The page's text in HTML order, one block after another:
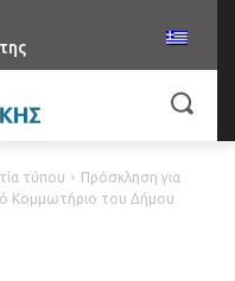
τύπου
Πρόσκληση για
Κομμωτήριο του Δήμου